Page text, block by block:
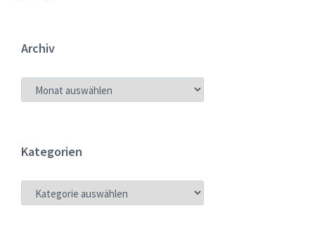
Archiv
ARCHIV
Kategorien
KATEGORIEN